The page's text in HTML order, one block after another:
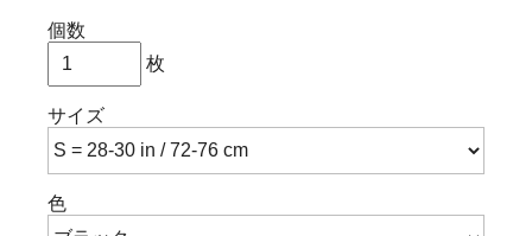
個数
枚
サイズ
色